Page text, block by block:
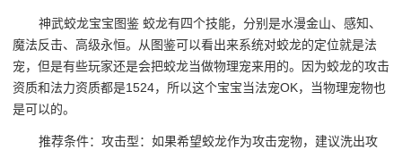
神武蛟龙宝宝图鉴 蛟龙有四个技能，分别是水漫金山、感知、
魔法反击、高级永恒。从图鉴可以看出来系统对蛟龙的定位就是法
宠，但是有些玩家还是会把蛟龙当做物理宠来用的。因为蛟龙的攻击
资质和法力资质都是1524，所以这个宝宝当法宠OK，当物理宠物也
是可以的。
推荐条件：攻击型：如果希望蛟龙作为攻击宠物，建议洗出攻